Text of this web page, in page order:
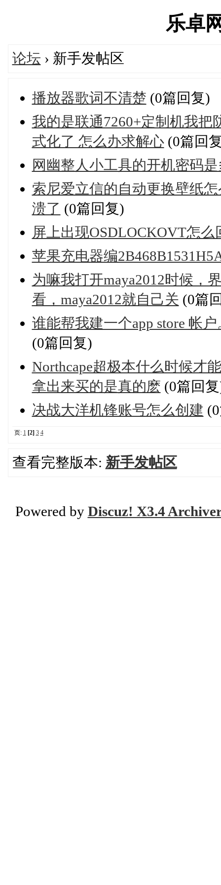
乐卓
论坛 › 新手发帖区
播放器歌词不清楚 (0篇回复)
我的是联通7260+定制机我
式化了 怎么办求解心(0篇回
网幽整人小工具的开机密码
索尼爱立信的自动更换壁纸
溃了 (0篇回复)
屏上出现OSDLOCKOVT怎么
苹果充电器编
为嘛我打开maya2012时候，
看，maya2012就自己关 (0篇
谁能帮我建一个app store 帐
(0篇回复)
Northcape超极本什么时候才
拿出来买的是真的麽 (0篇回
决战大洋机锋账号怎么创建
页: 1 [2] 3 4
查看完整版本: 新手发帖区
Powered by Discuz! X3.4